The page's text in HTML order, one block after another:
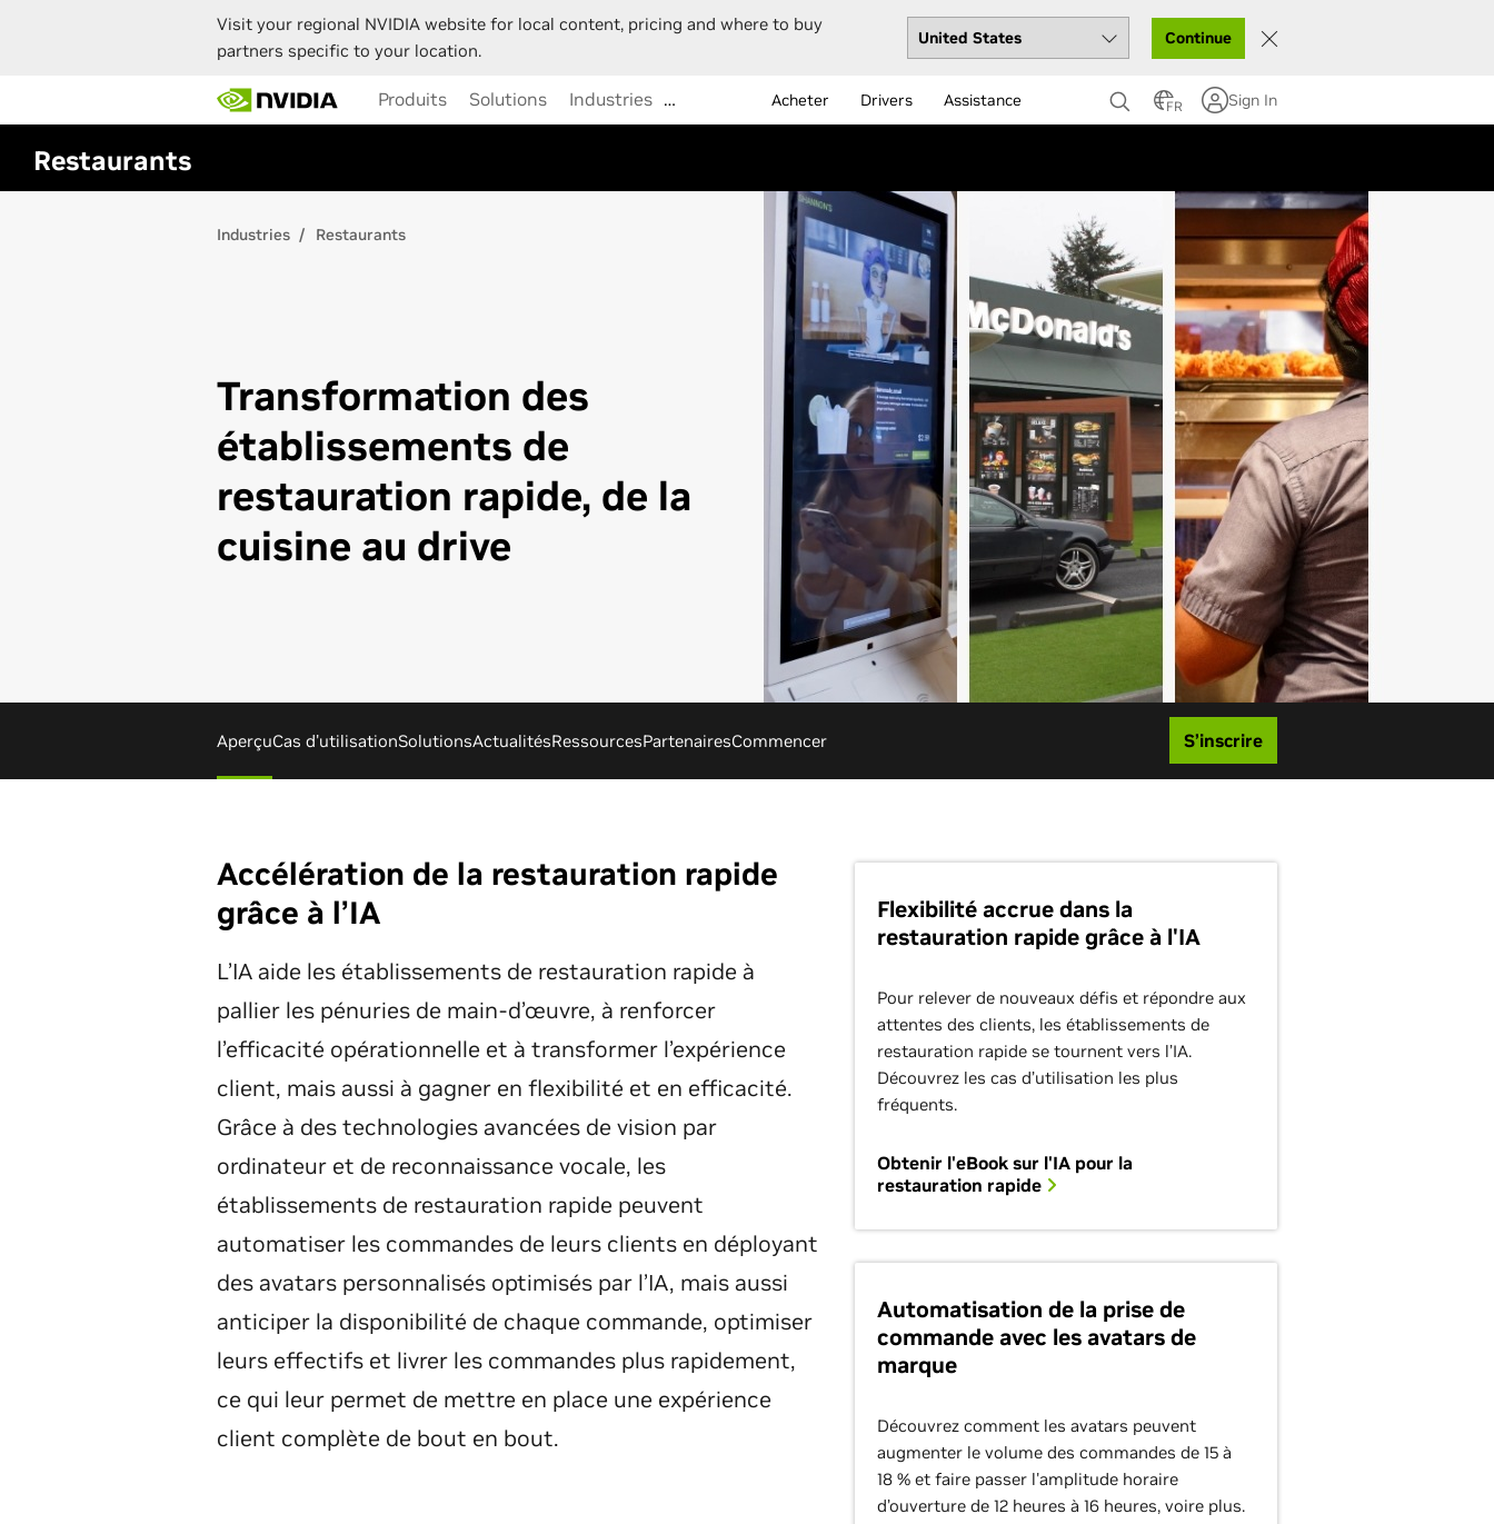
Visit your regional NVIDIA website for local content, pricing and where to buy
partners specific to your location.
Continue
main
content
Produits Solutions Industries … Acheter Drivers Assistance FR Sign In
Restaurants
Industries Restaurants
Transformation des
établissements de
restauration rapide, de la
cuisine au drive
AperçuCas d'utilisationSolutionsActualitésRessourcesPartenairesCommencer S’inscrire
Accélération de la restauration rapide
grâce à l’IA
L’IA aide les établissements de restauration rapide à
pallier les pénuries de main-d’œuvre, à renforcer
l’efficacité opérationnelle et à transformer l’expérience
client, mais aussi à gagner en flexibilité et en efficacité.
Grâce à des technologies avancées de vision par
ordinateur et de reconnaissance vocale, les
établissements de restauration rapide peuvent
automatiser les commandes de leurs clients en déployant
des avatars personnalisés optimisés par l’IA, mais aussi
anticiper la disponibilité de chaque commande, optimiser
leurs effectifs et livrer les commandes plus rapidement,
ce qui leur permet de mettre en place une expérience
client complète de bout en bout.
Flexibilité accrue dans la
restauration rapide grâce à l'IA
Pour relever de nouveaux défis et répondre aux
attentes des clients, les établissements de
restauration rapide se tournent vers l’IA.
Découvrez les cas d’utilisation les plus
fréquents.
Obtenir l'eBook sur l'IA pour la
restauration rapide
Automatisation de la prise de
commande avec les avatars de
marque
Découvrez comment les avatars peuvent
augmenter le volume des commandes de 15 à
18 % et faire passer l'amplitude horaire
d’ouverture de 12 heures à 16 heures, voire plus.